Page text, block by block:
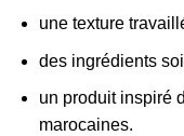
une texture
des ingrédients
un produit inspiré
marocaines.